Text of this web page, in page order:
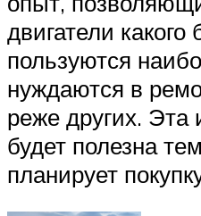
двигатели какого
пользуются
нуждаются в
реже других.
будет полезна
планирует